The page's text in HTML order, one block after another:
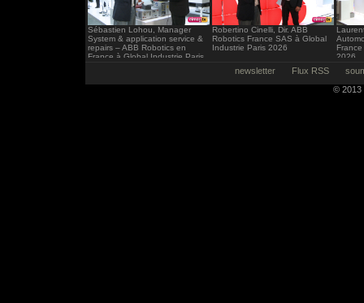
Sébastien Lohou, Manager
System & application service &
repairs – ABB Robotics en
France à Global Industrie Paris
Robertino Cinelli, Dir. ABB
Robotics France SAS à Global
Industrie Paris 2026
2026
newsletter Flux RSS
© 2013